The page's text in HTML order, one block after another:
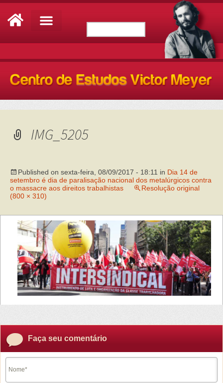
IMG_5205
Published on sexta-feira, 08/09/2017 - 18:11 in Dia 14 de
setembro é dia de paralisação nacional dos metalúrgicos contra
o massacre aos direitos trabalhistas
Resolução original
(800 × 310)
Faça seu comentário